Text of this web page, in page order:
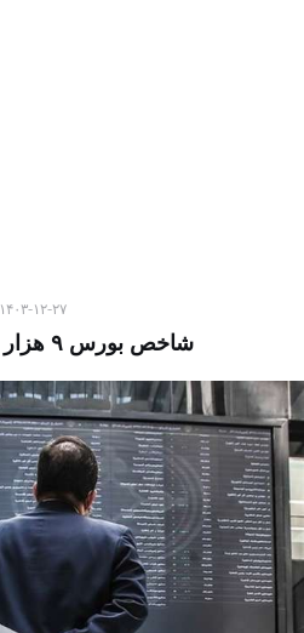
۱۴۰۳-۱۲-۲۷
شاخص بورس ۹ هزار واحد افت کرد